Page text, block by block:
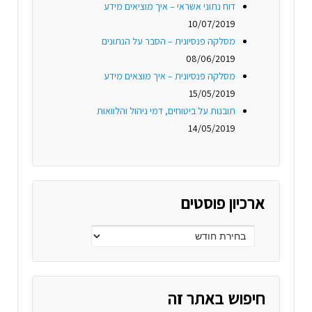
דוח נתוני אשראי – איך מוציאים מידע
10/07/2019
מסלקה פנסיונית – הסבר על הנתונים
08/06/2019
מסלקה פנסיונית – איך מוצאים מידע
15/05/2019
תובנות על ביטוחים, דמי ניהול והלוואות
14/05/2019
ארכיון פוסטים
חיפוש באתר זה